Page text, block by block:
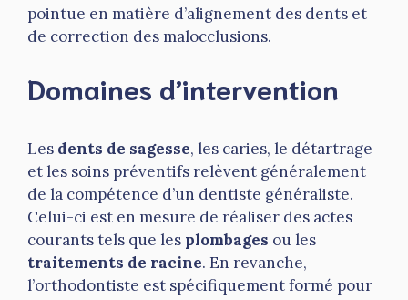
pointue en matière d’alignement des dents et
de correction des malocclusions.
Domaines d’intervention
Les dents de sagesse, les caries, le détartrage
et les soins préventifs relèvent généralement
de la compétence d’un dentiste généraliste.
Celui-ci est en mesure de réaliser des actes
courants tels que les plombages ou les
traitements de racine. En revanche,
l’orthodontiste est spécifiquement formé pour